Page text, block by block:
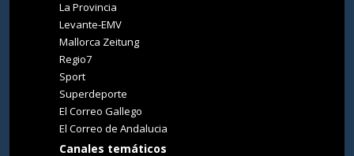
La Provincia
Levante-EMV
Mallorca Zeitung
Regio7
Sport
Superdeporte
El Correo Gallego
El Correo de Andalucia
Canales temáticos